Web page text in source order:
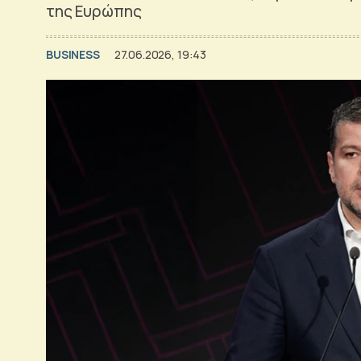
της Ευρώπης
BUSINESS 27.06.2026, 19:43